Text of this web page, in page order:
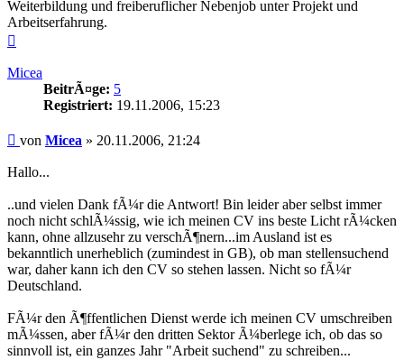
Weiterbildung und freiberuflicher Nebenjob unter Projekt und
Arbeitserfahrung.
Micea
BeitrÃ¤ge: 5
Registriert: 19.11.2006, 15:23
Beitrag
von Micea » 20.11.2006, 21:24
Hallo...
..und vielen Dank fÃ¼r die Antwort! Bin leider aber selbst immer
noch nicht schlÃ¼ssig, wie ich meinen CV ins beste Licht rÃ¼cken
kann, ohne allzusehr zu verschÃ¶nern...im Ausland ist es
bekanntlich unerheblich (zumindest in GB), ob man stellensuchend
war, daher kann ich den CV so stehen lassen. Nicht so fÃ¼r
Deutschland.
FÃ¼r den Ã¶ffentlichen Dienst werde ich meinen CV umschreiben
mÃ¼ssen, aber fÃ¼r den dritten Sektor Ã¼berlege ich, ob das so
sinnvoll ist, ein ganzes Jahr "Arbeit suchend" zu schreiben...